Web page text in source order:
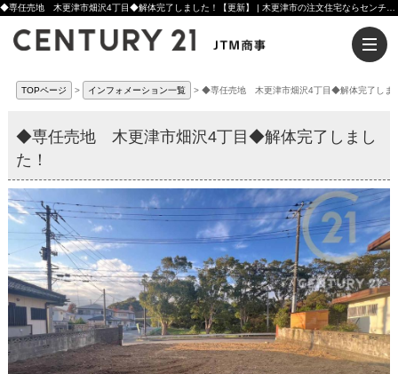
TOPページ インフォメーション一覧 ◆専任売地 木更津市畑沢4丁目◆解体完了しま
◆専任売地 木更津市畑沢4丁目◆解体完了しまし
た！